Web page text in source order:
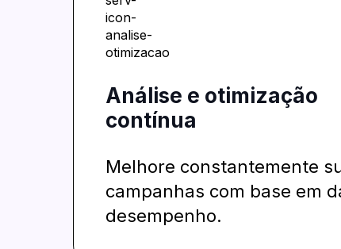
Análise e otimização
contínua
Melhore constantemente
campanhas com base em
desempenho.